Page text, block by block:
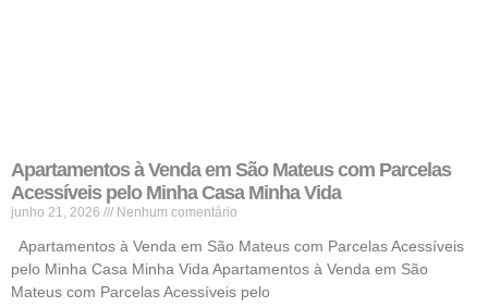
Apartamentos à Venda em São Mateus com Parcelas
Acessíveis pelo Minha Casa Minha Vida
junho 21, 2026 Nenhum comentário
Apartamentos à Venda em São Mateus com Parcelas Acessíveis
pelo Minha Casa Minha Vida Apartamentos à Venda em São
Mateus com Parcelas Acessíveis pelo